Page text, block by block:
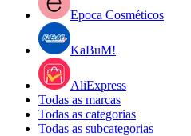
Epoca Cosméticos
KaBuM!
AliExpress
Todas as marcas
Todas as categorias
Todas as subcategorias